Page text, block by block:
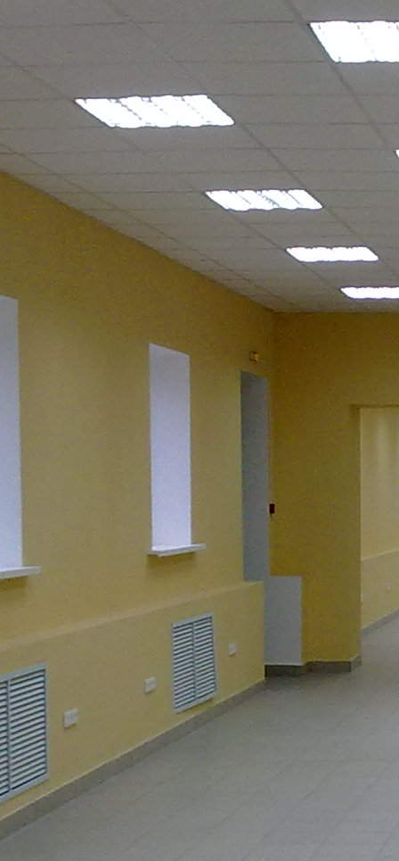
<p>Управляющая компания &laquo;Деловая репутация&raquo;
(оператор Торгового Комплекса &laquo;Верхний
рынок&raquo;) предлагает в долгосрочную аренду нежилое
помещение, расположенное на втором этаже здания ТК. ТК
&laquo;Верхний рынок&raquo; находится в центральной части
города (Саратов, улица Кутякова, 7 (угол М.Горького)), в
радиусе 500 метров от ТК располагаются Правительство
Саратовской области, Саратовская регистрационная палата,